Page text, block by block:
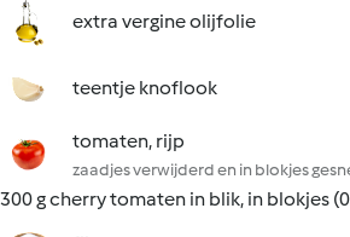
extra vergine olijfolie
teentje knoflook
tomaten, rijp
zaadjes verwijderd en in blokjes
300 g cherry tomaten in blik, in blokjes